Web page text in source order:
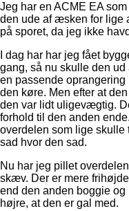
Jeg har en ACME EA
den ude af æsken for lige
på sporet, da jeg ikke
I dag har har jeg fået
gang, så nu skulle den
en passende
den køre. Men efter at
den var lidt uligevægtig.
forhold til den anden
overdelen som lige skulle
sad hvor den sad.
Nu har jeg pillet
skæv. Der er mere
end den anden boggie og
højre, at den er gal med.